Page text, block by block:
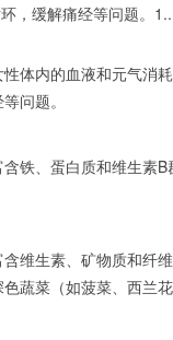
，缓解痛经等问题。
内的血液和元气消耗
问题。
、蛋白质和维生素B
生素、矿物质和纤维
蔬菜（如菠菜、西兰